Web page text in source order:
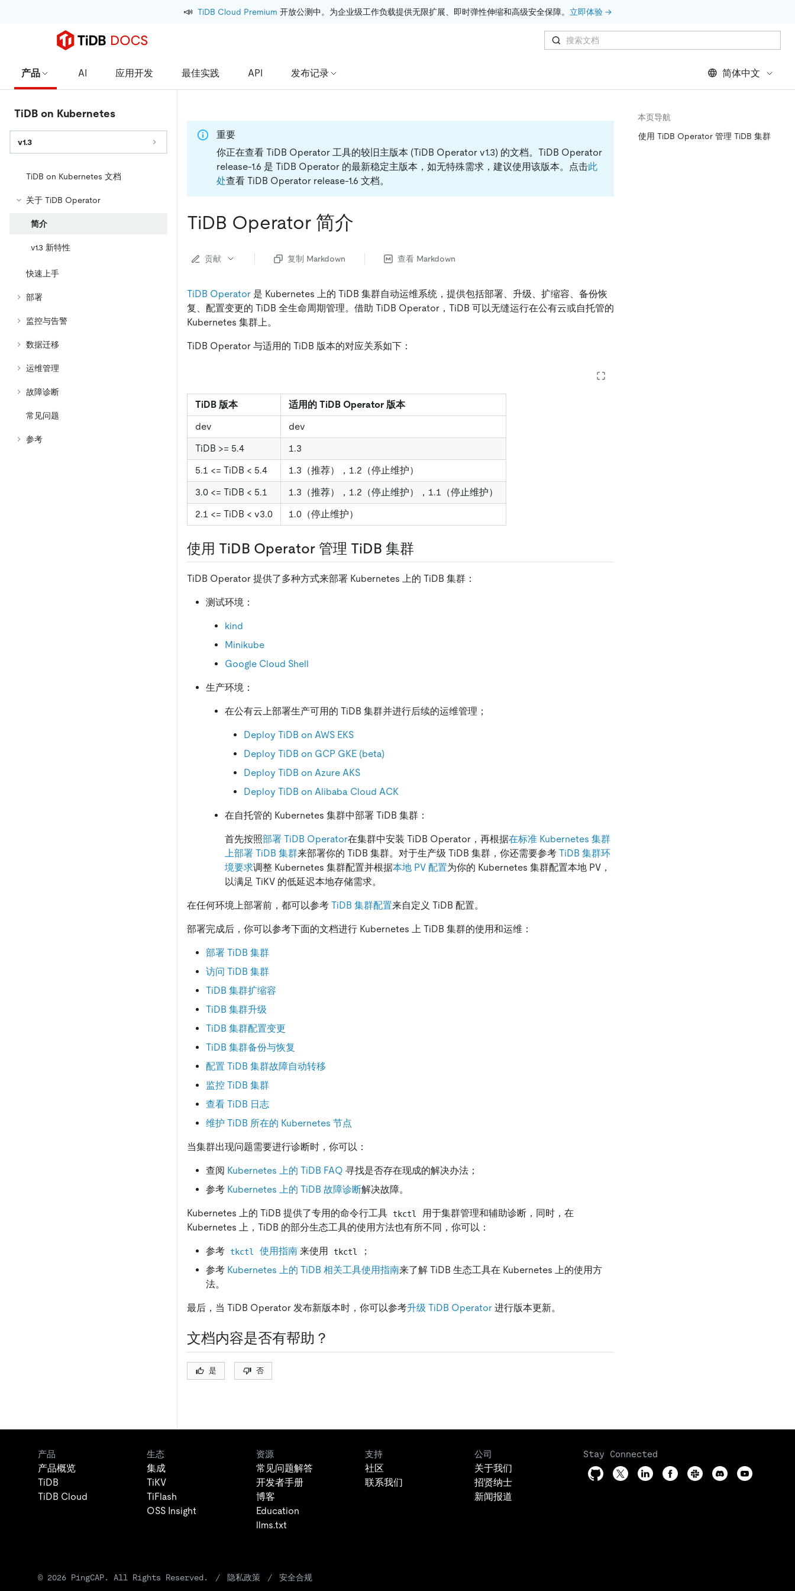
📣 TiDB Cloud Premium 开放公测中。为企业级工作负载提供无限扩展、即时弹性伸缩和高级安全保障。 立即体验 →
产品 AI 应用开发 最佳实践 API 发布记录 简体中文
TiDB on Kubernetes
v1.3
TiDB on Kubernetes 文档
关于 TiDB Operator
简介
v1.3 新特性
快速上手
部署
监控与告警
数据迁移
运维管理
故障诊断
常见问题
参考
重要
你正在查看 TiDB Operator 工具的较旧主版本 (TiDB Operator v1.3) 的文档。 TiDB Operator
release-1.6 是 TiDB Operator 的最新稳定主版本，如无特殊需求，建议使用该版本。点击此
处查看 TiDB Operator release-1.6 文档。
TiDB Operator 简介
贡献 复制 Markdown 查看 Markdown
TiDB Operator 是 Kubernetes 上的 TiDB 集群自动运维系统，提供包括部署、升级、扩缩容、备份恢
复、配置变更的 TiDB 全生命周期管理。借助 TiDB Operator，TiDB 可以无缝运行在公有云或自托管的
Kubernetes 集群上。
TiDB Operator 与适用的 TiDB 版本的对应关系如下：
TiDB 版本
适用的 TiDB Operator 版本
dev
dev
TiDB >= 5.4
1.3
5.1 <= TiDB < 5.4
1.3（推荐），1.2（停止维护）
3.0 <= TiDB < 5.1
1.3（推荐），1.2（停止维护），1.1（停止维护）
2.1 <= TiDB < v3.0
1.0（停止维护）
使用 TiDB Operator 管理 TiDB 集群
TiDB Operator 提供了多种方式来部署 Kubernetes 上的 TiDB 集群：
测试环境：
kind
Minikube
Google Cloud Shell
生产环境：
在公有云上部署生产可用的 TiDB 集群并进行后续的运维管理；
Deploy TiDB on AWS EKS
Deploy TiDB on GCP GKE (beta)
Deploy TiDB on Azure AKS
Deploy TiDB on Alibaba Cloud ACK
在自托管的 Kubernetes 集群中部署 TiDB 集群：
首先按照部署 TiDB Operator在集群中安装 TiDB Operator，再根据在标准 Kubernetes 集群
上部署 TiDB 集群来部署你的 TiDB 集群。对于生产级 TiDB 集群，你还需要参考 TiDB 集群环
境要求调整 Kubernetes 集群配置并根据本地 PV 配置为你的 Kubernetes 集群配置本地 PV，
以满足 TiKV 的低延迟本地存储需求。
在任何环境上部署前，都可以参考 TiDB 集群配置来自定义 TiDB 配置。
部署完成后，你可以参考下面的文档进行 Kubernetes 上 TiDB 集群的使用和运维：
部署 TiDB 集群
访问 TiDB 集群
TiDB 集群扩缩容
TiDB 集群升级
TiDB 集群配置变更
TiDB 集群备份与恢复
配置 TiDB 集群故障自动转移
监控 TiDB 集群
查看 TiDB 日志
维护 TiDB 所在的 Kubernetes 节点
当集群出现问题需要进行诊断时，你可以：
查阅 Kubernetes 上的 TiDB FAQ 寻找是否存在现成的解决办法；
参考 Kubernetes 上的 TiDB 故障诊断解决故障。
Kubernetes 上的 TiDB 提供了专用的命令行工具 tkctl
用于集群管理和辅助诊断，同时，在
Kubernetes 上，TiDB 的部分生态工具的使用方法也有所不同，你可以：
参考 tkctl 使用指南来使用 tkctl
；
参考 Kubernetes 上的 TiDB 相关工具使用指南来了解 TiDB 生态工具在 Kubernetes 上的使用方
法。
最后，当 TiDB Operator 发布新版本时，你可以参考升级 TiDB Operator 进行版本更新。
文档内容是否有帮助？
是 否
本页导航
使用 TiDB Operator 管理 TiDB 集群
产品
产品概览
TiDB
TiDB Cloud
生态
集成
TiKV
TiFlash
OSS Insight
资源
常见问题解答
开发者手册
博客
Education
llms.txt
支持
社区
联系我们
公司
关于我们
招贤纳士
新闻报道
Stay Connected
© 2026 PingCAP. All Rights Reserved. / 隐私政策 / 安全合规